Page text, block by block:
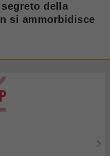
della
si ammorbidisce